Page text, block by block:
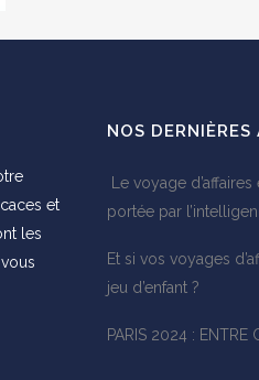
et
les
NOS DERNIÈRES
Le voyage
portée par
Et si vos voyages
jeu d’enfant ?
PARIS 2024 : ENTRE